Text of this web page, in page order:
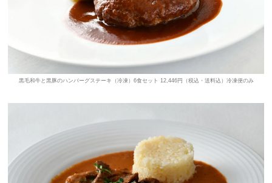
黒毛和牛と黒豚のハンバーグステーキ（冷凍）6食セット 12,446円（税込・送料込）冷凍便のみ